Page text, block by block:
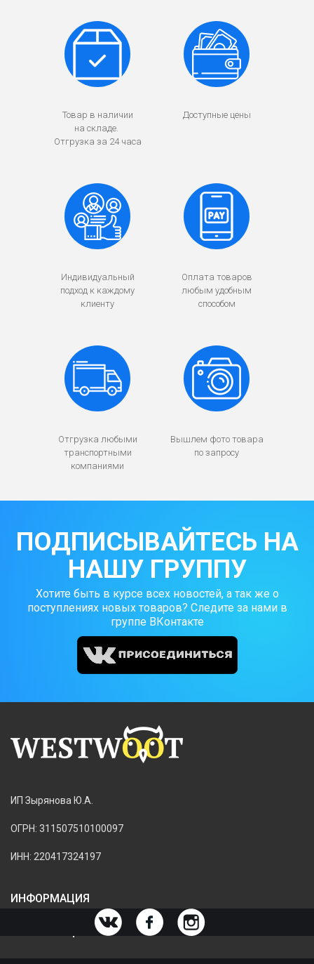
Товар в наличии
на складе.
Отгрузка за 24 часа
Доступные цены
Индивидуальный
подход к каждому
клиенту
Оплата товаров
любым удобным
способом
Отгрузка любыми
транспортными
компаниями
Вышлем фото товара
по запросу
ПОДПИСЫВАЙТЕСЬ НА
НАШУ ГРУППУ
Хотите быть в курсе всех новостей, а так же о
поступлениях новых товаров? Следите за нами в
группе ВКонтакте
ИП Зырянова Ю.А.
ОГРН: 311507510100097
ИНН: 220417324197
ИНФОРМАЦИЯ
ИНФОРМАЦИЯ О МАГАЗИНЕ